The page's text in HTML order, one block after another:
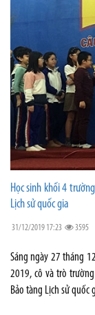
Học sinh khối 4
Lịch sử quốc gia
31/12/2019 17:23 3595
Sáng ngày 27 tháng
2019, cô và trò
Bảo tàng Lịch sử quốc